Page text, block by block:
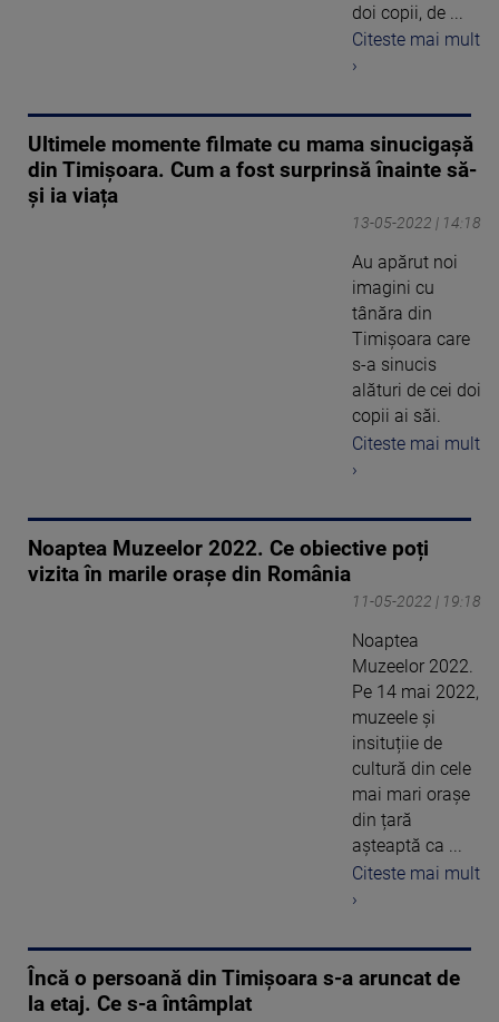
doi copii, de ...
Citeste mai mult
›
Ultimele momente filmate cu mama sinucigașă
din Timișoara. Cum a fost surprinsă înainte să-
și ia viața
13-05-2022 | 14:18
Au apărut noi
imagini cu
tânăra din
Timișoara care
s-a sinucis
alături de cei doi
copii ai săi.
Citeste mai mult
›
Noaptea Muzeelor 2022. Ce obiective poți
vizita în marile orașe din România
11-05-2022 | 19:18
Noaptea
Muzeelor 2022.
Pe 14 mai 2022,
muzeele și
insituțiie de
cultură din cele
mai mari orașe
din țară
așteaptă ca ...
Citeste mai mult
›
Încă o persoană din Timișoara s-a aruncat de
la etaj. Ce s-a întâmplat